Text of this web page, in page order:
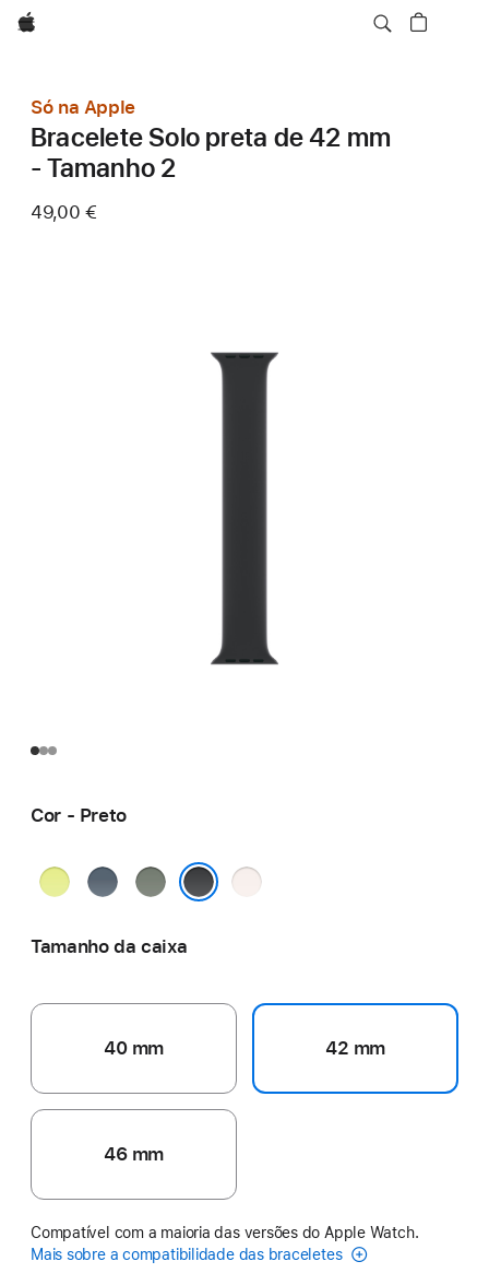
Apple
Só na Apple
Bracelete Solo preta de 42 mm
- Tamanho 2
49,00 €
Cor - Preto
Amarelo-
Azul-
Verde-
Rosa leve
Tamanho da caixa
40 mm 42 mm
46 mm
Compatível com a maioria das versões do Apple Watch.
Mais sobre a compatibilidade das braceletes